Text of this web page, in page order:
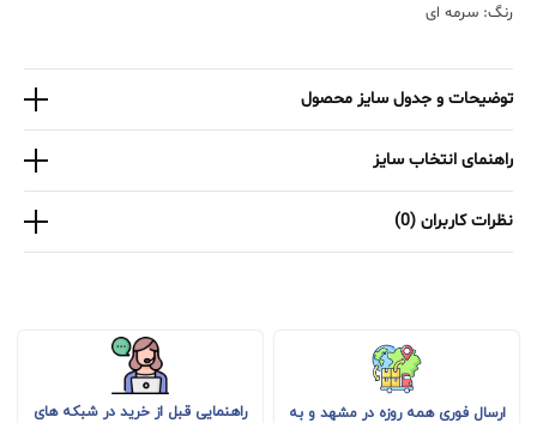
رنگ: سرمه ای
توضیحات و جدول سایز محصول
راهنمای انتخاب سایز
نظرات کاربران (0)
ارسال فوری همه روزه در مشهد و به
راهنمایی قبل از خرید در شبکه های